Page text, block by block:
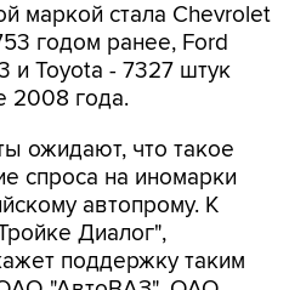
маркой стала Chevrolet
годом ранее, Ford
и Toyota - 7327 штук
2008 года.
ожидают, что такое
спроса на иномарки
автопрому. К
Диалог",
поддержку таким